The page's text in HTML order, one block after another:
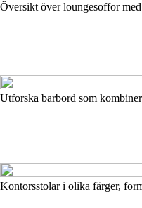
Översikt över loungesoffor
Utforska barbord som
Kontorsstolar i olika färger,